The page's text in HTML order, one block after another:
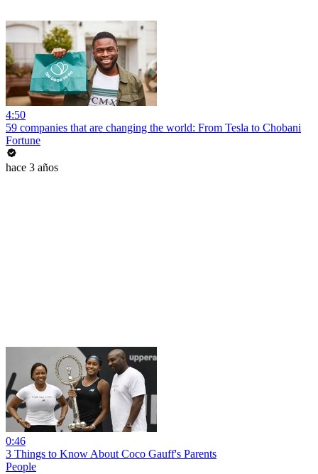
4:50
59 companies that are changing the world: From Tesla to Chobani
Fortune
hace 3 años
0:46
3 Things to Know About Coco Gauff's Parents
People